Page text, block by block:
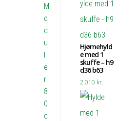
Hjørnehyld
e med 1
skuffe – h9
d36 b63
2.010 kr.
M
o
d
u
l
e
r
8
0
c